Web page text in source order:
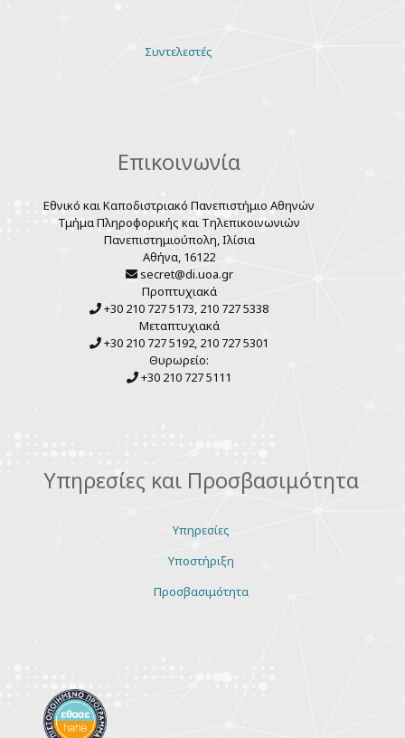
Συντελεστές
Επικοινωνία
Εθνικό και Καποδιστριακό Πανεπιστήμιο Αθηνών
Τμήμα Πληροφορικής και Τηλεπικοινωνιών
Πανεπιστημιούπολη, Ιλίσια
Αθήνα, 16122
secret@di.uoa.gr
Προπτυχιακά
+30 210 727 5173, 210 727 5338
Μεταπτυχιακά
+30 210 727 5192, 210 727 5301
Θυρωρείο:
+30 210 727 5111
Υπηρεσίες και Προσβασιμότητα
Υπηρεσίες
Υποστήριξη
Προσβασιμότητα